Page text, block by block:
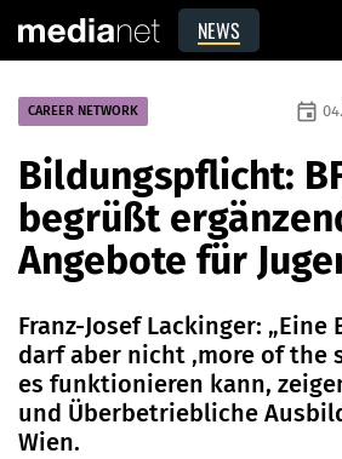
NEWS
CAREER NETWORK event
Bildungspflicht:
begrüßt
Angebote für
Franz-Josef Lackinger:
darf aber nicht ‚more of the
es funktionieren kann,
und Überbetriebliche
Wien.